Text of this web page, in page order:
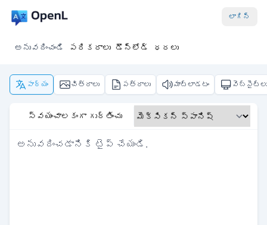
లాగిన్
అనువదించండి పరికరాలు డౌన్‌లోడ్ ధరలు
పాఠ్యం చిత్రాలు పత్రాలు మాట్లాడటం వెబ్‌సైట్లు
స్వయంచాలకంగా గుర్తించు